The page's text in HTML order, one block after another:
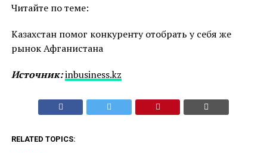
Читайте по теме:
Казахстан помог конкуренту отобрать у себя же
рынок Афганистана
Источник:inbusiness.kz
RELATED TOPICS: